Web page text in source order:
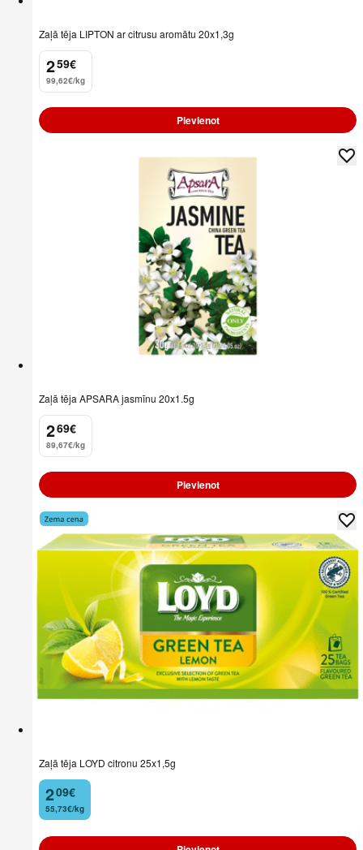
Zaļā tēja LIPTON ar citrusu aromātu 20x1,3g
2
. 59€
99,62€/kg
Pievienot
Zaļā tēja APSARA jasmīnu 20x1.5g
2
. 69€
89,67€/kg
Pievienot
Zaļā tēja LOYD citronu 25x1,5g
2
. 09€
55,73€/kg